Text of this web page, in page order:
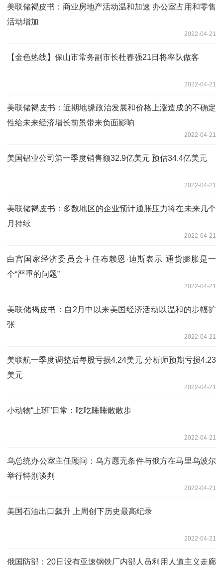
美联储褐皮书：商业房地产活动温和加速 办公室占用和零售
活动增加
2022-04-21
【金色热线】保山市常务副市长杜春强21日将率队做客
2022-04-21
美联储褐皮书：近期地缘政治发展和价格上涨造成的不确定
性给未来经济增长前景带来负面影响
2022-04-21
美国铝业公司第一季度销售额32.9亿美元 预估34.4亿美元
2022-04-21
美联储褐皮书：多数地区的企业预计通胀压力将在未来几个
月持续
2022-04-21
白宫国家经济委员会主任布赖恩·迪斯表示 通货膨胀是一
个“严重的问题”
2022-04-21
美联储褐皮书：自2月中以来美国经济活动以温和的步幅扩
张
2022-04-21
美联航一季度调整后每股亏损4.24美元 分析师预期亏损4.23
美元
2022-04-21
小动物“上班”日常：吃吃睡睡散散步
2022-04-21
乌总统办公室主任顾问：乌方愿无条件与俄方在马里乌波尔
举行特别谈判
2022-04-21
美国石油出口飙升 上周创下历史最高纪录
2022-04-21
俄国防部：20日没有亚速钢铁厂内部人员利用人道主义走廊